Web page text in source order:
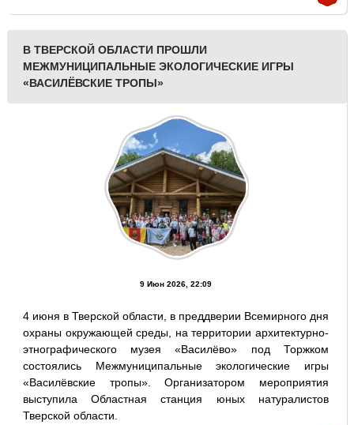
В ТВЕРСКОЙ ОБЛАСТИ ПРОШЛИ
МЕЖМУНИЦИПАЛЬНЫЕ ЭКОЛОГИЧЕСКИЕ ИГРЫ
«ВАСИЛЁВСКИЕ ТРОПЫ»
9 Июн 2026, 22:09
4 июня в Тверской области, в преддверии Всемирного дня
охраны окружающей среды, на территории архитектурно-
этнографического музея «Василёво» под Торжком
состоялись Межмуниципальные экологические игры
«Василёвские тропы». Организатором мероприятия
выступила Областная станция юных натуралистов
Тверской области.